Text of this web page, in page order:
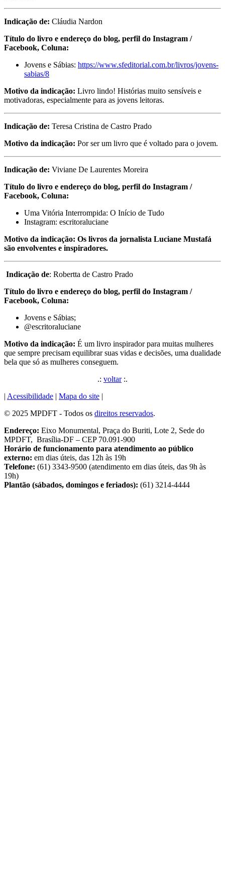
Indicação de: Cláudia Nardon
Título do livro e endereço do blog, perfil do Instagram /
Facebook, Coluna:
Jovens e Sábias: https://www.sfeditorial.com.br/livros/jovens-
sabias/8
Motivo da indicação: Livro lindo! Histórias muito sensíveis e
motivadoras, especialmente para as jovens leitoras.
Indicação de: Teresa Cristina de Castro Prado
Motivo da indicação: Por ser um livro que é voltado para o jovem.
Indicação de: Viviane De Laurentes Moreira
Título do livro e endereço do blog, perfil do Instagram /
Facebook, Coluna:
Uma Vitória Interrompida: O Início de Tudo
Instagram: escritoraluciane
Motivo da indicação: Os livros da jornalista Luciane Mustafá
são envolventes e inspiradores.
Indicação de: Robertta de Castro Prado
Título do livro e endereço do blog, perfil do Instagram /
Facebook, Coluna:
Jovens e Sábias;
@escritoraluciane
Motivo da indicação: É um livro inspirador para muitas mulheres
que sempre precisam equilibrar suas vidas e decisões, uma dualidade
bela que só as mulheres conseguem.
.: voltar:.
| Acessibilidade | Mapa do site |
© 2025 MPDFT - Todos os direitos reservados.
Endereço: Eixo Monumental, Praça do Buriti, Lote 2, Sede do
MPDFT, Brasília-DF – CEP 70.091-900
Horário de funcionamento para atendimento ao público
externo: em dias úteis, das 12h às 19h
Telefone: (61) 3343-9500 (atendimento em dias úteis, das 9h às
19h)
Plantão (sábados, domingos e feriados): (61) 3214-4444